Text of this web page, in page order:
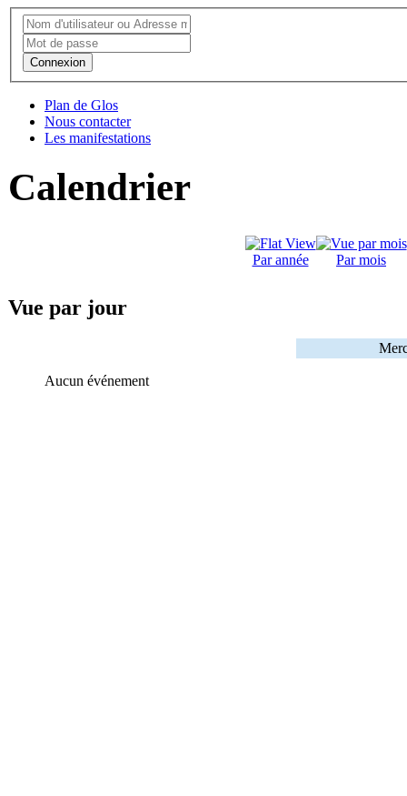
Connexion
Plan de Glos
Nous contacter
Les manifestations
Calendrier
Par année Par mois
Vue par jour
Aucun événement